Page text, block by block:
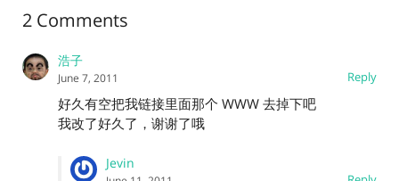
2 Comments
浩子
Reply
June 7, 2011
好久有空把我链接里面那个 WWW 去掉下吧
我改了好久了，谢谢了哦
Jevin